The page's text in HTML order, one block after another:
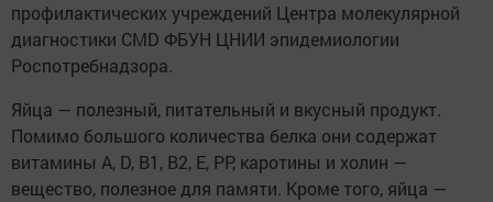
профилактических учреждений Центра молекулярной
диагностики CMD ФБУН ЦНИИ эпидемиологии
Роспотребнадзора.
Яйца — полезный, питательный и вкусный продукт.
Помимо большого количества белка они содержат
витамины A, D, B1, B2, E, РР, каротины и холин —
вещество, полезное для памяти. Кроме того, яйца —